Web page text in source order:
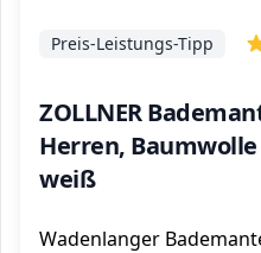
ZOLLNER
Herren,
weiß
Preis-Leistungs-Tipp
Wadenlanger